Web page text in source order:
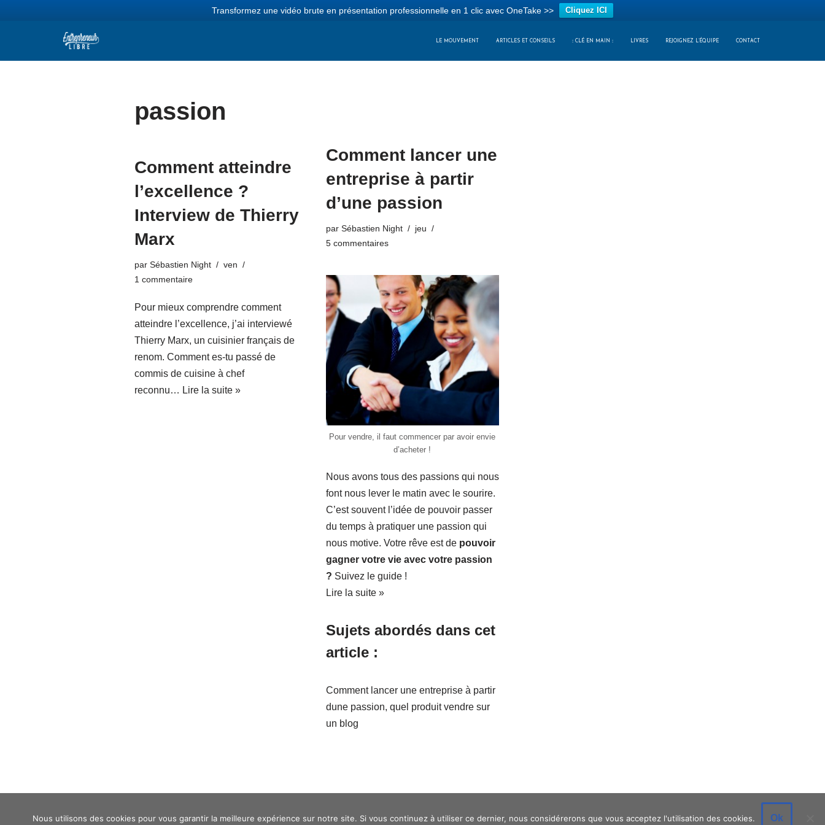
Transformez une vidéo brute en présentation professionnelle en 1 clic avec OneTake >> Cliquez ICI
LE MOUVEMENT ARTICLES ET CONSEILS :: CLÉ EN MAIN :: LIVRES REJOIGNEZ L’ÉQUIPE CONTACT
passion
Comment atteindre
l’excellence ?
Interview de Thierry
Marx
par Sébastien Night
ven
1 commentaire
Pour mieux comprendre comment
atteindre l’excellence, j’ai interviewé
Thierry Marx, un cuisinier français de
renom. Comment es-tu passé de
commis de cuisine à chef
reconnu… Lire la suite »
Comment lancer une
entreprise à partir
d’une passion
par Sébastien Night
jeu
5 commentaires
Pour vendre, il faut commencer par avoir envie
d’acheter !
Nous avons tous des passions qui nous
font nous lever le matin avec le sourire.
C’est souvent l’idée de pouvoir passer
du temps à pratiquer une passion qui
nous motive. Votre rêve est depouvoir
gagner votre vie avec votre passion
? Suivez le guide !
Lire la suite »
Sujets abordés dans cet
article :
Comment lancer une entreprise à partir
dune passion, quel produit vendre sur
un blog
Nous utilisons des cookies pour vous garantir la meilleure expérience sur notre site. Si vous continuez à utiliser ce dernier, nous considérerons que vous acceptez l'utilisation des cookies. Ok